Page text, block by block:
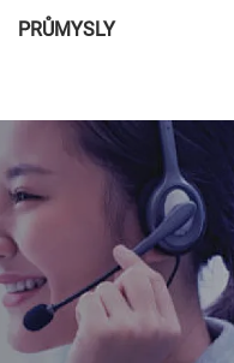
PRŮMYSLY